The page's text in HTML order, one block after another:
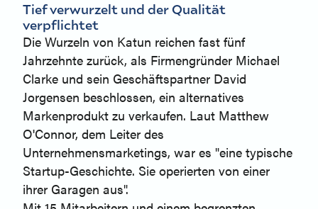
Tief verwurzelt und der Qualität
verpflichtet
Die Wurzeln von Katun reichen fast fünf
Jahrzehnte zurück, als Firmengründer Michael
Clarke und sein Geschäftspartner David
Jorgensen beschlossen, ein alternatives
Markenprodukt zu verkaufen. Laut Matthew
O'Connor, dem Leiter des
Unternehmensmarketings, war es "eine typische
Startup-Geschichte. Sie operierten von einer
ihrer Garagen aus".